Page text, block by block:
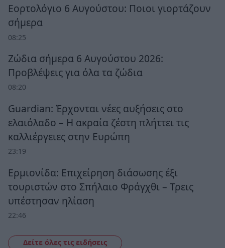
Εορτολόγιο 6 Αυγούστου: Ποιοι γιορτάζουν
σήμερα
08:25
Ζώδια σήμερα 6 Αυγούστου 2026:
Προβλέψεις για όλα τα ζώδια
08:20
Guardian: Έρχονται νέες αυξήσεις στο
ελαιόλαδο – Η ακραία ζέστη πλήττει τις
καλλιέργειες στην Ευρώπη
23:19
Ερμιονίδα: Επιχείρηση διάσωσης έξι
τουριστών στο Σπήλαιο Φράγχθι – Τρεις
υπέστησαν ηλίαση
22:46
Δείτε όλες τις ειδήσεις